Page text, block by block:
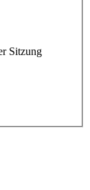
Sitzung